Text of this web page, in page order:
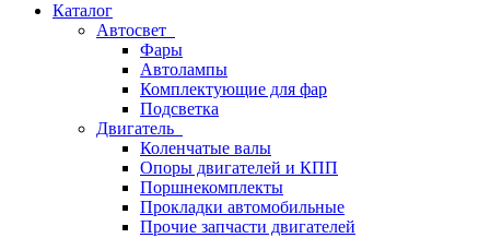
Каталог
Автосвет
Фары
Автолампы
Комплектующие для фар
Подсветка
Двигатель
Коленчатые валы
Опоры двигателей и КПП
Поршнекомплекты
Прокладки автомобильные
Прочие запчасти двигателей